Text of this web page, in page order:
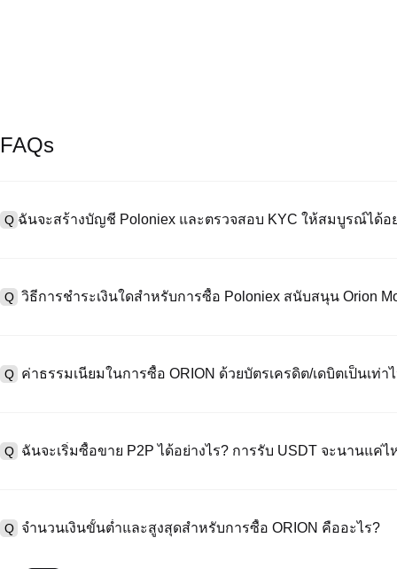
FAQs
Q ฉันจะสร้างบัญชี Poloniex และตรวจสอบ KYC ให้สมบูรณ์ได้อ
"ความปลอดภัย" อัปโหลดเอกสาร Id ที่ถูกต้องของคุณ และถ่ายเซลฟี่เ
Q วิธีการชำระเงินใดสำหรับการซื้อ Poloniex สนับสนุน Orion
ซื้อขาย OTC สำหรับธุรกรรมขนาดใหญ่เกิน 100,000 USD พร้อมใบเสนอ
Q ค่าธรรมเนียมในการซื้อ ORION ด้วยบัตรเครดิต/เดบิตเป็นเท่า
ธรรมเนียมการซื้อขายแบบสปอตมาตรฐาน (ต่ำถึง 0.05%) ใช้กับการซื้อขา
Q ฉันจะเริ่มซื้อขาย P2P ได้อย่างไร? การรับ USDT จะนานแค่ไ
กับวิธีการชำระเงินและเวลาตอบสนองของผู้ขาย
Q จำนวนเงินขั้นต่ำและสูงสุดสำหรับการซื้อ ORION คืออะไร?